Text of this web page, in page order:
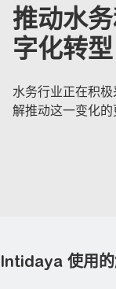
推动水
字化转型
水务行业正在积
解推动这一变化的
Intidaya 使用